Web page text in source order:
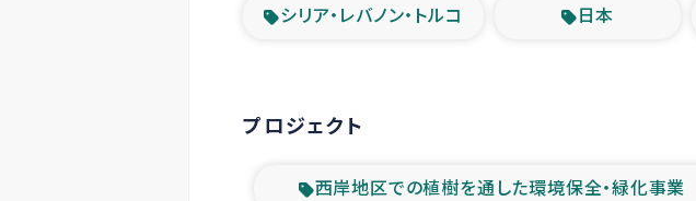
シリア・レバノン・トルコ 日本
プロジェクト
西岸地区での植樹を通した環境保全・緑化事業